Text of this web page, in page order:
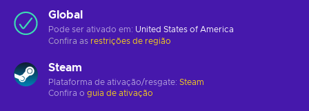
Global
Pode ser ativado em: United States of America
Confira as restrições de região
Steam
Plataforma de ativação/resgate: Steam
Confira o guia de ativação